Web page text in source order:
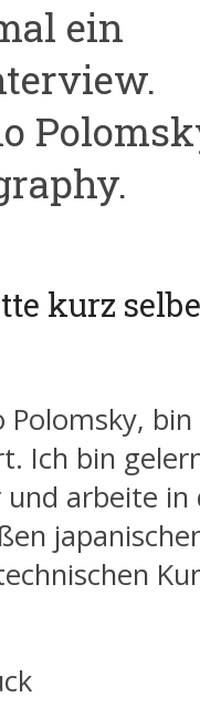
ein
kurz
Ich bin
arbeite in